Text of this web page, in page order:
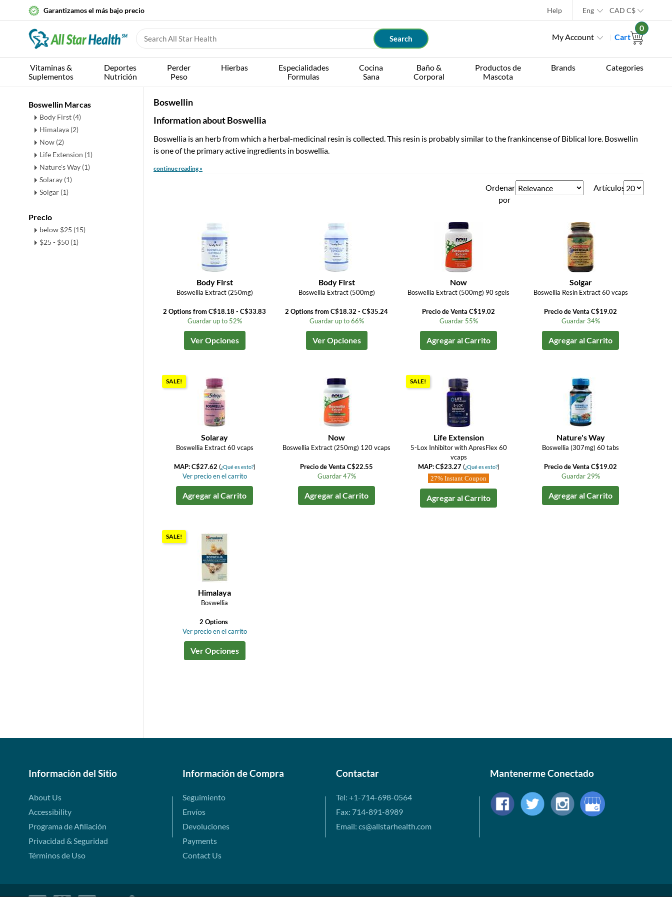
Garantizamos el más bajo precio Help Eng CAD C$
My Account Cart
0
Vitaminas &
Suplementos
Deportes
Nutrición
Perder
Peso
Hierbas
Especialidades
Formulas
Cocina
Sana
Baño &
Corporal
Productos de
Mascota
Brands Categories
Boswellin Marcas
Body First (4)
Himalaya (2)
Now (2)
Life Extension (1)
Nature's Way (1)
Solaray (1)
Solgar (1)
Precio
below $25 (15)
$25 - $50 (1)
Boswellin
Information about Boswellia
Boswellia is an herb from which a herbal-medicinal resin is collected. This resin is probably similar to the frankincense of Biblical lore. Boswellin
is one of the primary active ingredients in boswellia.
continue reading »
Ordenar
por
Artículos
Body First
Boswellia Extract (250mg)
2 Options from C$18.18 - C$33.83
Guardar up to 52%
Ver Opciones
Body First
Boswellia Extract (500mg)
2 Options from C$18.32 - C$35.24
Guardar up to 66%
Ver Opciones
Now
Boswellia Extract (500mg) 90 sgels
Precio de Venta C$19.02
Guardar 55%
Agregar al Carrito
Solgar
Boswellia Resin Extract 60 vcaps
Precio de Venta C$19.02
Guardar 34%
Agregar al Carrito
SALE!
Solaray
Boswellia Extract 60 vcaps
MAP: C$27.62 (¿Qué es esto?)
Ver precio en el carrito
Agregar al Carrito
Now
Boswellia Extract (250mg) 120 vcaps
Precio de Venta C$22.55
Guardar 47%
Agregar al Carrito
SALE!
Life Extension
5-Lox Inhibitor with ApresFlex 60
vcaps
MAP: C$23.27(¿Qué es esto?)
27% Instant Coupon
Agregar al Carrito
Nature's Way
Boswellia (307mg) 60 tabs
Precio de Venta C$19.02
Guardar 29%
Agregar al Carrito
SALE!
Himalaya
Boswellia
2 Options
Ver precio en el carrito
Ver Opciones
Información del Sitio
About Us
Accessibility
Programa de Afiliación
Privacidad & Seguridad
Términos de Uso
Información de Compra
Seguimiento
Envíos
Devoluciones
Payments
Contact Us
Contactar
Tel: +1-714-698-0564
Fax: 714-891-8989
Email: cs@allstarhealth.com
Mantenerme Conectado